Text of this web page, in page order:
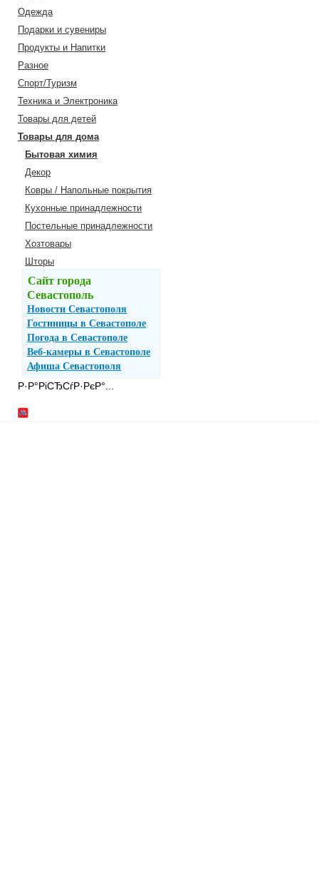
Одежда
Подарки и сувениры
Продукты и Напитки
Разное
Спорт/Туризм
Техника и Электроника
Товары для детей
Товары для дома
Бытовая химия
Декор
Ковры / Напольные покрытия
Кухонные принадлежности
Постельные принадлежности
Хозтовары
Шторы
Сайт города
Севастополь
Новости Севастополя
Гостиницы в Севастополе
Погода в Севастополе
Веб-камеры в Севастополе
Афиша Севастополя
Р·Р°РіСЂСѓР·РєР°...